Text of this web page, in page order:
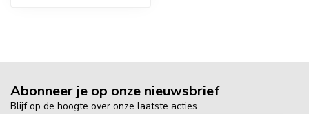
Abonneer je op onze nieuwsbrief
Blijf op de hoogte over onze laatste acties